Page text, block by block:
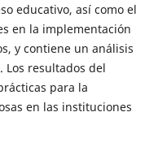
educativo, así como el
en la implementación
y contiene un análisis
Los resultados del
para la
en las instituciones